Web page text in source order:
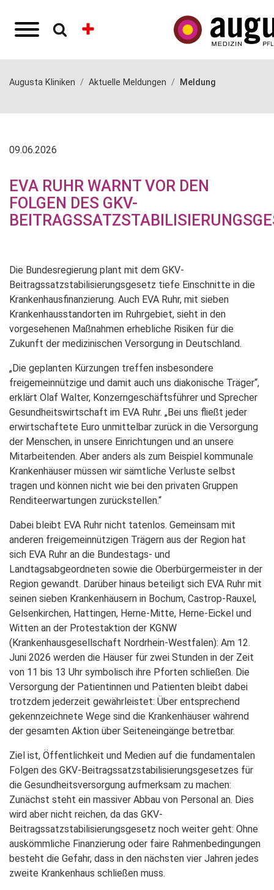
Augusta Kliniken Aktuelle Meldungen Meldung
09.06.2026
EVA RUHR WARNT VOR DEN
FOLGEN DES GKV-
Die Bundesregierung plant mit dem GKV-
Beitragssatzstabilisierungsgesetz tiefe Einschnitte in die
Krankenhausfinanzierung. Auch EVA Ruhr, mit sieben
Krankenhausstandorten im Ruhrgebiet, sieht in den
vorgesehenen Maßnahmen erhebliche Risiken für die
Zukunft der medizinischen Versorgung in Deutschland.
„Die geplanten Kürzungen treffen insbesondere
freigemeinnützige und damit auch uns diakonische Träger“,
erklärt Olaf Walter, Konzerngeschäftsführer und Sprecher
Gesundheitswirtschaft im EVA Ruhr. „Bei uns fließt jeder
erwirtschaftete Euro unmittelbar zurück in die Versorgung
der Menschen, in unsere Einrichtungen und an unsere
Mitarbeitenden. Aber anders als zum Beispiel kommunale
Krankenhäuser müssen wir sämtliche Verluste selbst
tragen und können nicht wie bei den privaten Gruppen
Renditeerwartungen zurückstellen.“
Dabei bleibt EVA Ruhr nicht tatenlos. Gemeinsam mit
anderen freigemeinnützigen Trägern aus der Region hat
sich EVA Ruhr an die Bundestags- und
Landtagsabgeordneten sowie die Oberbürgermeister in der
Region gewandt. Darüber hinaus beteiligt sich EVA Ruhr mit
seinen sieben Krankenhäusern in Bochum, Castrop-Rauxel,
Gelsenkirchen, Hattingen, Herne-Mitte, Herne-Eickel und
Witten an der Protestaktion der KGNW
(Krankenhausgesellschaft Nordrhein-Westfalen): Am 12.
Juni 2026 werden die Häuser für zwei Stunden in der Zeit
von 11 bis 13 Uhr symbolisch ihre Pforten schließen. Die
Versorgung der Patientinnen und Patienten bleibt dabei
trotzdem jederzeit gewährleistet: Über entsprechend
gekennzeichnete Wege sind die Krankenhäuser während
der gesamten Aktion über Seiteneingänge betretbar.
Ziel ist, Öffentlichkeit und Medien auf die fundamentalen
Folgen des GKV-Beitragssatzstabilisierungsgesetzes für
die Gesundheitsversorgung aufmerksam zu machen:
Zunächst steht ein massiver Abbau von Personal an. Dies
wird aber nicht reichen, da das GKV-
Beitragssatzstabilisierungsgesetz noch weiter geht: Ohne
auskömmliche Finanzierung oder faire Rahmenbedingungen
besteht die Gefahr, dass in den nächsten vier Jahren jedes
zweite Krankenhaus schließen muss.